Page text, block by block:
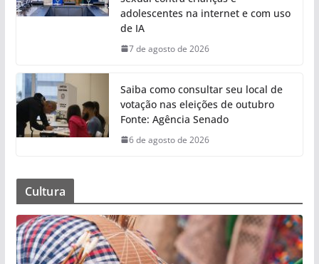
adolescentes na internet e com uso
de IA
7 de agosto de 2026
Saiba como consultar seu local de
votação nas eleições de outubro
Fonte: Agência Senado
6 de agosto de 2026
Cultura